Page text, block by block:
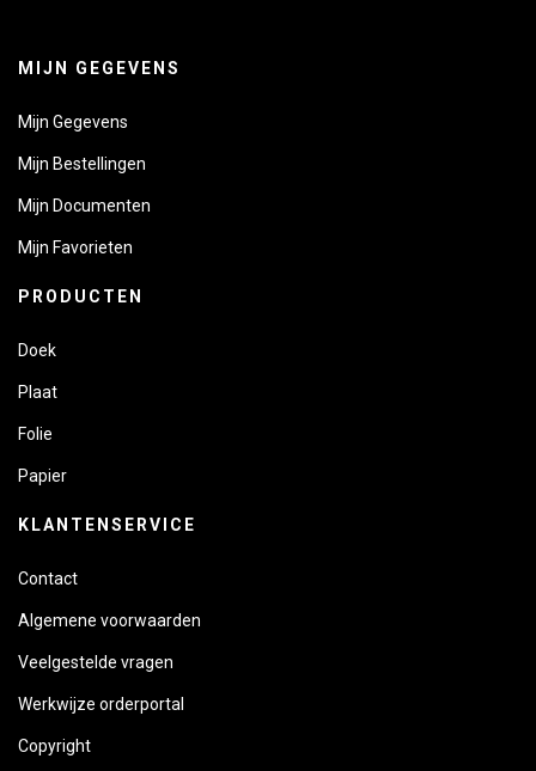
MIJN GEGEVENS
Mijn Gegevens
Mijn Bestellingen
Mijn Documenten
Mijn Favorieten
PRODUCTEN
Doek
Plaat
Folie
Papier
KLANTENSERVICE
Contact
Algemene voorwaarden
Veelgestelde vragen
Werkwijze orderportal
Copyright